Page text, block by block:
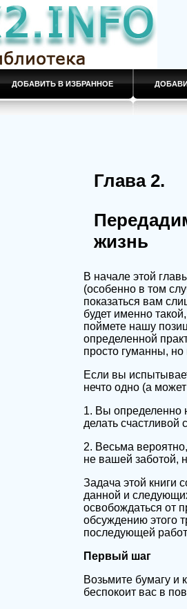
ДОБАВИТЬ В ИЗБРАННОЕ
Глава 2.
жизнь
В начале этой
(особенно в том
показаться вам
будет именно
поймете нашу
определенной
просто гуманны,
Если вы
нечто одно (а
1. Вы определенно
делать счастливой
2. Весьма
не вашей заботой,
Задача этой книги
данной и
освобождаться от
обсуждению этого
последующей
Первый шаг
Возьмите бумагу и
беспокоит вас в